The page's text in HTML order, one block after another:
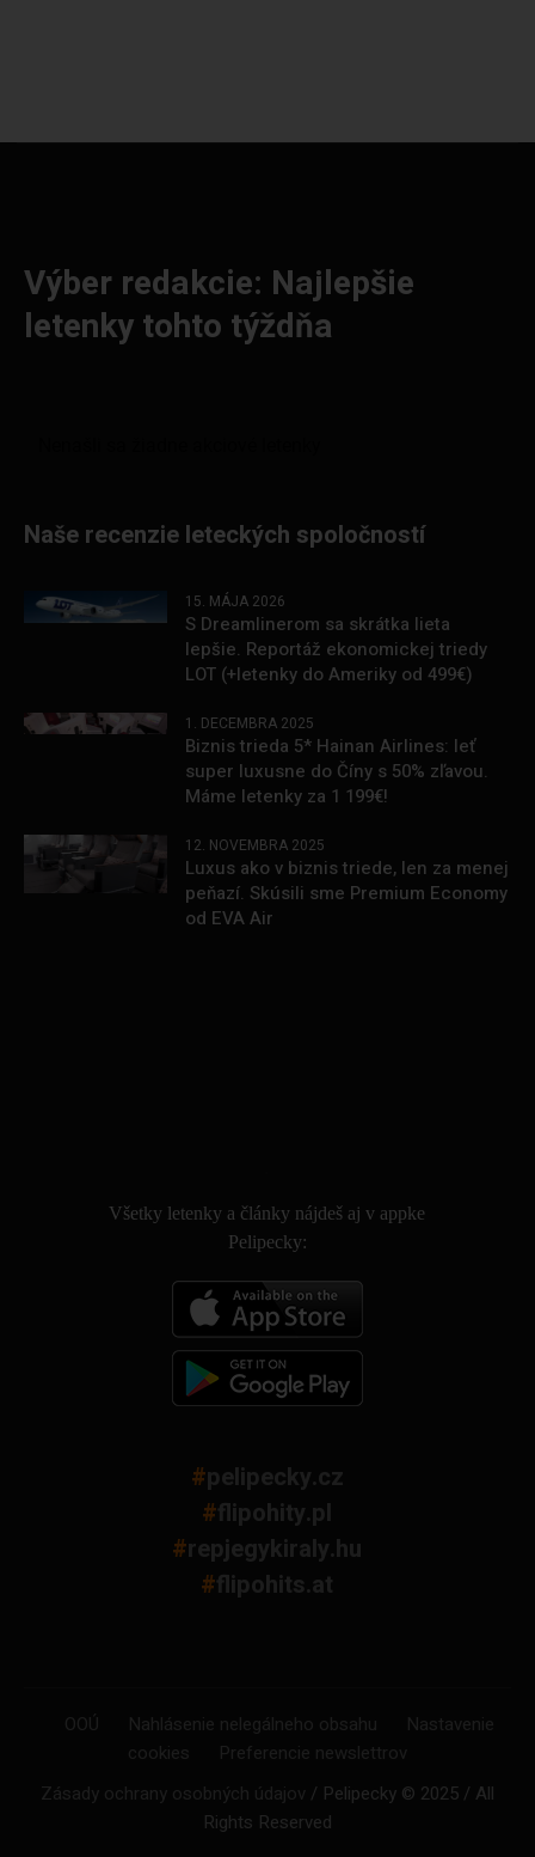
Výber redakcie: Najlepšie
letenky tohto týždňa
Naše recenzie leteckých spoločností
15. MÁJA 2026
S Dreamlinerom sa skrátka lieta
lepšie. Reportáž ekonomickej triedy
LOT (+letenky do Ameriky od 499€)
1. DECEMBRA 2025
Biznis trieda 5* Hainan Airlines: leť
super luxusne do Číny s 50% zľavou.
Máme letenky za 1 199€!
12. NOVEMBRA 2025
Luxus ako v biznis triede, len za menej
peňazí. Skúsili sme Premium Economy
od EVA Air
Všetky letenky a články nájdeš aj v appke
Pelipecky:
#pelipecky.cz
#flipohity.pl
#repjegykiraly.hu
#flipohits.at
OOÚ Nahlásenie nelegálneho obsahu
Nastavenie
cookies
Preferencie newslettrov
Zásady ochrany osobných údajov / Pelipecky © 2025 / All
Rights Reserved